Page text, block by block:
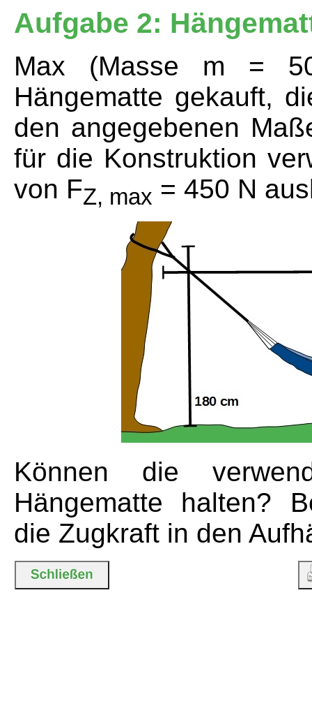
Aufgabe 2:
Max (Masse m =
Hängematte gekauft,
den angegebenen
für die Konstruktion
von FZ, max = 450 N
Können die
Hängematte halten?
die Zugkraft in den